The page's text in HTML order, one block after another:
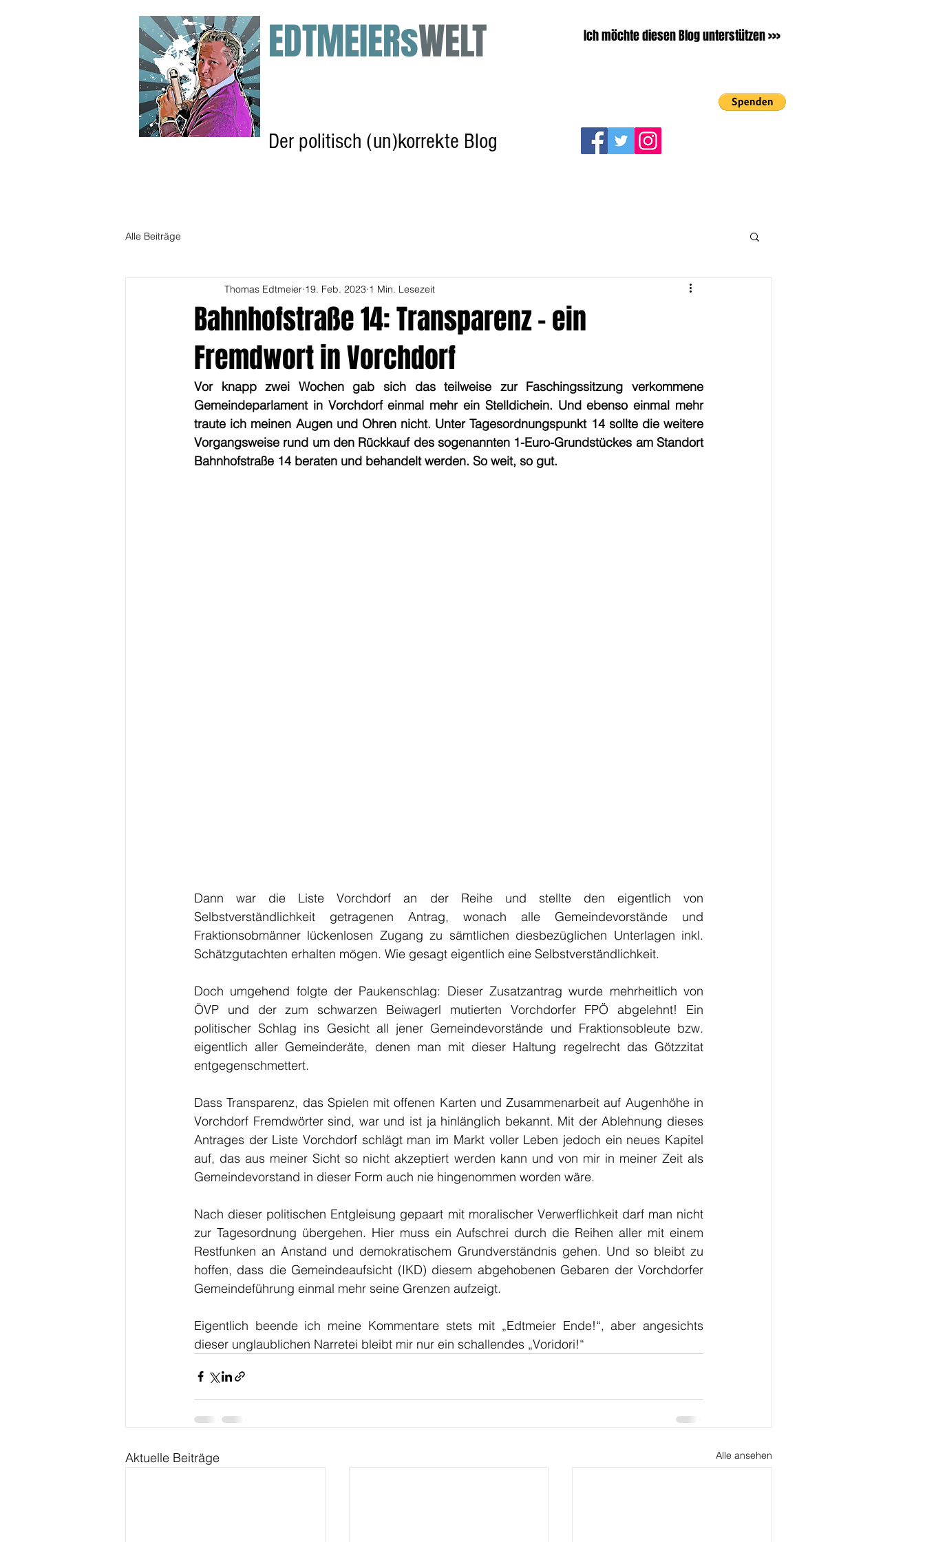
EDTMEIERsWELT
Der politisch (un)korrekte Blog
Ich möchte diesen Blog unterstützen >>>
Alle Beiträge
Bahnhofstraße 14: Transparenz - ein
Fremdwort in Vorchdorf
Thomas Edtmeier 19. Feb. 2023 1 Min. Lesezeit
Vor knapp zwei Wochen gab sich das teilweise zur Faschingssitzung verkommene
Gemeindeparlament in Vorchdorf einmal mehr ein Stelldichein. Und ebenso einmal mehr
traute ich meinen Augen und Ohren nicht. Unter Tagesordnungspunkt 14 sollte die weitere
Vorgangsweise rund um den Rückkauf des sogenannten 1-Euro-Grundstückes am Standort
Bahnhofstraße 14 beraten und behandelt werden. So weit, so gut.
Dann war die Liste Vorchdorf an der Reihe und stellte den eigentlich von
Selbstverständlichkeit getragenen Antrag, wonach alle Gemeindevorstände und
Fraktionsobmänner lückenlosen Zugang zu sämtlichen diesbezüglichen Unterlagen inkl.
Schätzgutachten erhalten mögen. Wie gesagt eigentlich eine Selbstverständlichkeit.
Doch umgehend folgte der Paukenschlag: Dieser Zusatzantrag wurde mehrheitlich von
ÖVP und der zum schwarzen Beiwagerl mutierten Vorchdorfer FPÖ abgelehnt! Ein
politischer Schlag ins Gesicht all jener Gemeindevorstände und Fraktionsobleute bzw.
eigentlich aller Gemeinderäte, denen man mit dieser Haltung regelrecht das Götzzitat
entgegenschmettert.
Dass Transparenz, das Spielen mit offenen Karten und Zusammenarbeit auf Augenhöhe in
Vorchdorf Fremdwörter sind, war und ist ja hinlänglich bekannt. Mit der Ablehnung dieses
Antrages der Liste Vorchdorf schlägt man im Markt voller Leben jedoch ein neues Kapitel
auf, das aus meiner Sicht so nicht akzeptiert werden kann und von mir in meiner Zeit als
Gemeindevorstand in dieser Form auch nie hingenommen worden wäre.
Nach dieser politischen Entgleisung gepaart mit moralischer Verwerflichkeit darf man nicht
zur Tagesordnung übergehen. Hier muss ein Aufschrei durch die Reihen aller mit einem
Restfunken an Anstand und demokratischem Grundverständnis gehen. Und so bleibt zu
hoffen, dass die Gemeindeaufsicht (IKD) diesem abgehobenen Gebaren der Vorchdorfer
Gemeindeführung einmal mehr seine Grenzen aufzeigt.
Eigentlich beende ich meine Kommentare stets mit „Edtmeier Ende!“, aber angesichts
dieser unglaublichen Narretei bleibt mir nur ein schallendes „Voridori!“
Aktuelle Beiträge Alle ansehen